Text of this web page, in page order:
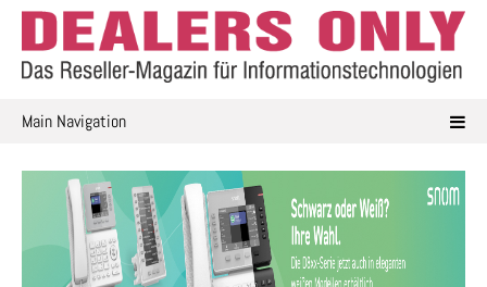
Skip
content
Main Navigation